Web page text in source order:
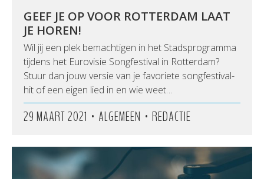
GEEF JE OP VOOR ROTTERDAM LAAT
JE HOREN!
Wil jij een plek bemachtigen in het Stadsprogramma
tijdens het Eurovisie Songfestival in Rotterdam?
Stuur dan jouw versie van je favoriete songfestival-
hit of een eigen lied in en wie weet…
29 MAART 2021 • ALGEMEEN • REDACTIE